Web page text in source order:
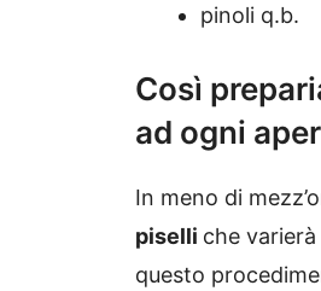
pinoli q.b.
Così
ad ogni
In meno di
piselli che
questo